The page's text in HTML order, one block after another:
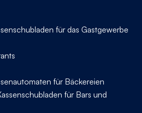
für das Gastgewerbe
für Bäckereien
für Bars und